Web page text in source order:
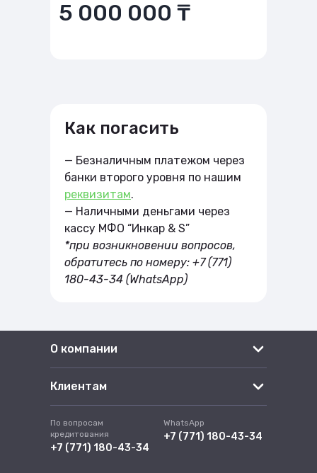
5 000 000 ₸
Как погасить
— Безналичным платежом через
банки второго уровня по нашим
реквизитам.
— Наличными деньгами через
кассу МФО “Инкар & S”
*при возникновении вопросов,
обратитесь по номеру: +7 (771)
180-43-34 (WhatsApp)
О компании
Клиентам
По вопросам
кредитования
+7 (771) 180-43-34
WhatsApp
+7 (771) 180-43-34